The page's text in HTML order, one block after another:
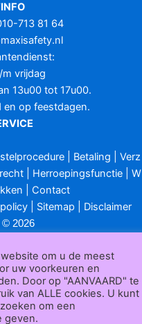
713 81 64
vrijdag
13u00 tot 17u00.
en op feestdagen.
| Betaling
Verz
| Herroepingsfunctie| W
Contact
Sitemap Disclaimer
© 2026
om u de meest
uw voorkeuren en
Door op "AANVAARD" te
van ALLE cookies. U kunt
om een
geven.